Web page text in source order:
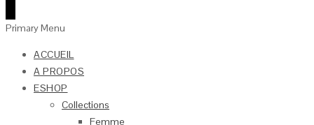
Primary Menu
ACCUEIL
A PROPOS
ESHOP
Collections
Femme